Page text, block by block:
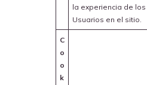
la experiencia de los
Usuarios en el sitio.
C
o
o
k